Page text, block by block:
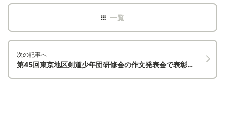
次の記事へ
第45回東京地区剣道少年団研修会の作文発表会で表彰されました